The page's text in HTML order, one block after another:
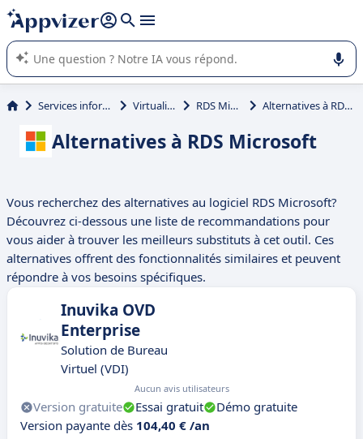
répondre (plusieurs lignes avec
L'IA de Appvizer vous guide dans l'utilisation ou la sélection de
logiciel SaaS en entreprise.
Services informatiques Virtualisation RDS Microsoft Alternatives à RDS Microsoft
Alternatives à RDS Microsoft
Vous recherchez des alternatives au logiciel RDS Microsoft?
Découvrez ci-dessous une liste de recommandations pour
vous aider à trouver les meilleurs substituts à cet outil. Ces
alternatives offrent des fonctionnalités similaires et peuvent
répondre à vos besoins spécifiques.
Inuvika OVD
Enterprise
Solution de Bureau
Virtuel (VDI)
Aucun avis utilisateurs
Version gratuite Essai gratuit
Démo gratuite
Version payante dès 104,40 € /an